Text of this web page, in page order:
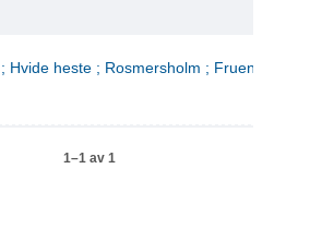
Hvide heste ; Rosmersholm ; Fruen fra havet
1–1 av 1